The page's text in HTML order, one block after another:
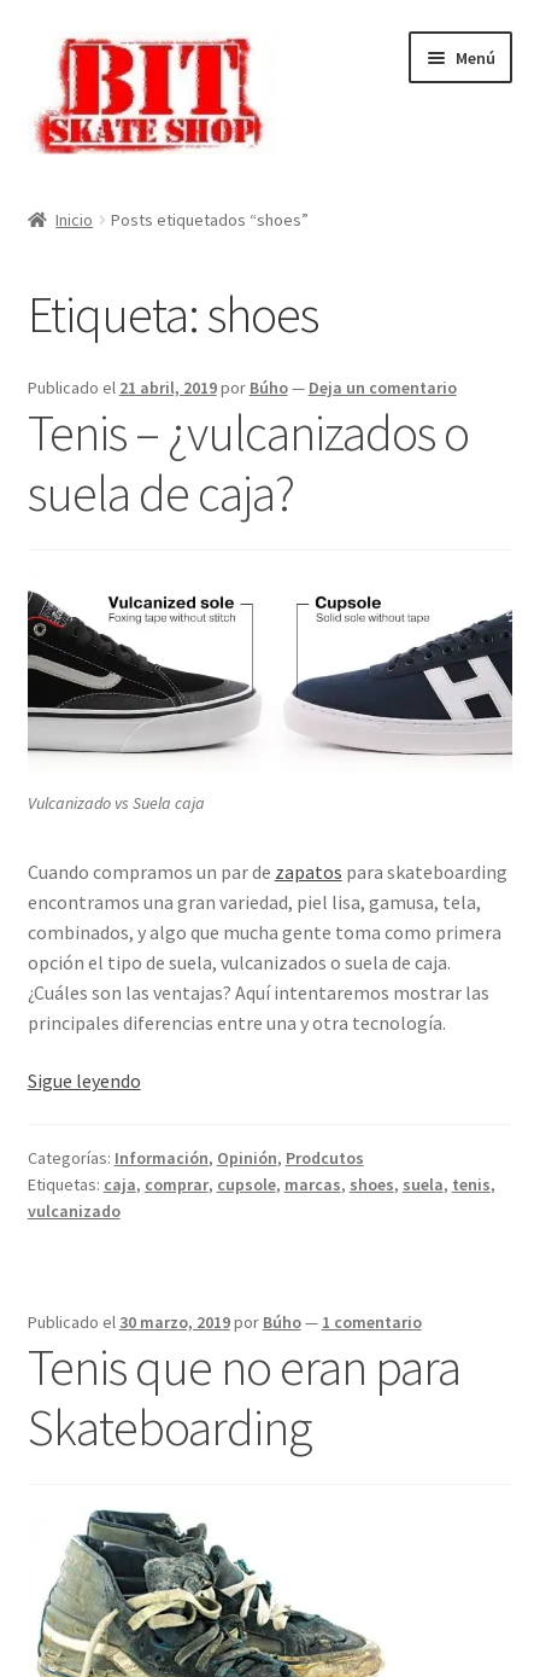
navegación
contenido
Menú
Finalizar compra
Carrito
Tienda
Inicio Posts etiquetados “shoes”
Etiqueta:shoes
Publicado el 21 abril, 2019por Búho— Deja un comentario
Tenis – ¿vulcanizados o
suela de caja?
Vulcanizado vs Suela caja
Cuando compramos un par de zapatos para skateboarding
encontramos una gran variedad, piel lisa, gamusa, tela,
combinados, y algo que mucha gente toma como primera
opción el tipo de suela, vulcanizados o suela de caja.
¿Cuáles son las ventajas? Aquí intentaremos mostrar las
principales diferencias entre una y otra tecnología.
Sigue leyendoTenis
o
suela
Categorías: Información, Opinión, Prodcutos
Etiquetas: caja, comprar, cupsole, marcas, shoes, suela, tenis,
vulcanizado
Publicado el 30 marzo, 2019por Búho— 1 comentario
Tenis que no eran para
Skateboarding